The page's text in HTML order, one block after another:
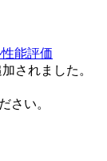
能評価
されました。
さい。